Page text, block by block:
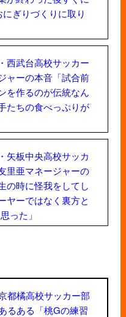
ぎりづくりに取り
西武台高校サッカー
ャーの本音「試合前
を作るのが伝統なん
たちの食べっぷりが
矢板中央高校サッカ
里亜マネージャーの
の時に怪我をしてし
ヤーではなく裏方と
った」
都橘高校サッカー部
るある「桃Gの練習